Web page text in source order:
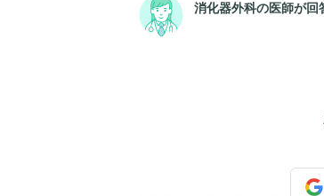
消化器外科の医師が回